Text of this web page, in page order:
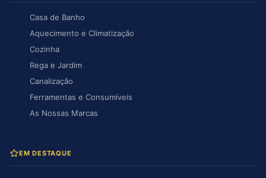
Casa de Banho
Aquecimento e Climatização
Cozinha
Rega e Jardim
Canalização
Ferramentas e Consumíveis
As Nossas Marcas
EM DESTAQUE